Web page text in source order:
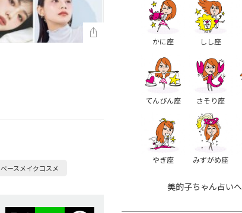
ベースメイクコスメ
かに座 しし座
てんびん座 さそり座
やぎ座 みずがめ座
美的子ちゃん占いへ